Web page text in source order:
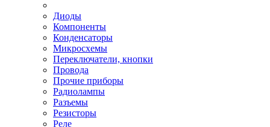
Диоды
Компоненты
Конденсаторы
Микросхемы
Переключатели, кнопки
Провода
Прочие приборы
Радиолампы
Разъемы
Резисторы
Реле